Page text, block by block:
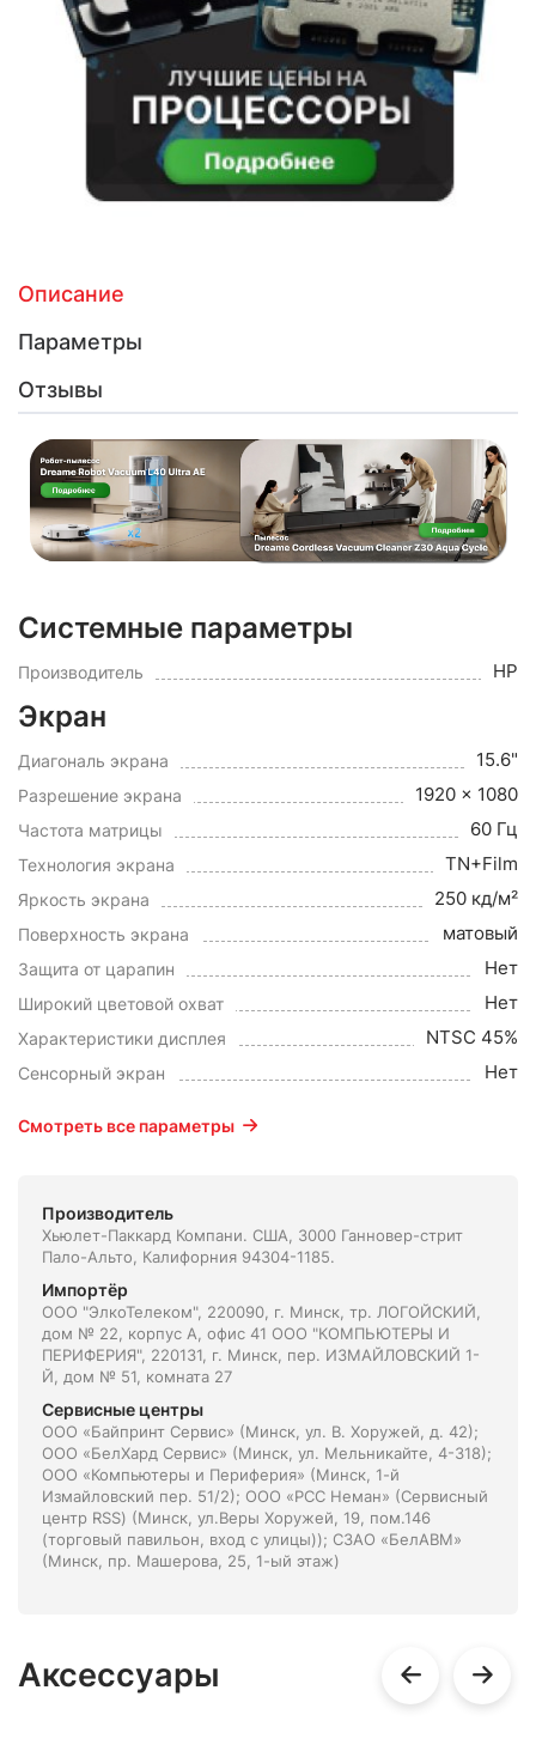
Описание
Параметры
Отзывы
Системные параметры
Производитель HP
Экран
Диагональ экрана 15.6"
Разрешение экрана 1920 x 1080
Частота матрицы 60 Гц
Технология экрана TN+Film
Яркость экрана 250 кд/м²
Поверхность экрана матовый
Защита от царапин Нет
Широкий цветовой охват Нет
Характеристики дисплея NTSC 45%
Сенсорный экран Нет
Смотреть все параметры
Производитель
Хьюлет-Паккард Компани. США, 3000 Ганновер-стрит
Пало-Альто, Калифорния 94304-1185.
Импортёр
ООО "ЭлкоТелеком", 220090, г. Минск, тр. ЛОГОЙСКИЙ,
дом № 22, корпус А, офис 41 ООО "КОМПЬЮТЕРЫ И
ПЕРИФЕРИЯ", 220131, г. Минск, пер. ИЗМАЙЛОВСКИЙ 1-
Й, дом № 51, комната 27
Сервисные центры
ООО «Байпринт Сервис» (Минск, ул. В. Хоружей, д. 42);
ООО «БелХард Сервис» (Минск, ул. Мельникайте, 4-318);
ООО «Компьютеры и Периферия» (Минск, 1-й
Измайловский пер. 51/2); ООО «РСС Неман» (Сервисный
центр RSS) (Минск, ул.Веры Хоружей, 19, пом.146
(торговый павильон, вход с улицы)); СЗАО «БелАВМ»
(Минск, пр. Машерова, 25, 1-ый этаж)
Аксессуары